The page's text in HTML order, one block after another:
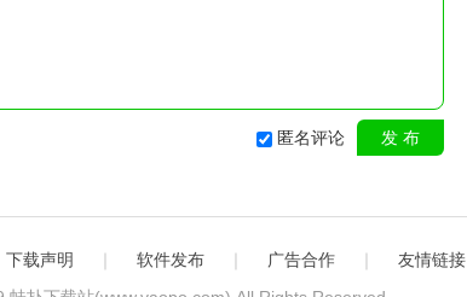
匿名评论 发 布
下载声明 软件发布 广告合作 友情链接